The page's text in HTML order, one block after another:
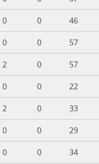
0 0
46
0 0
57
2 0
57
0 0
22
2 0
33
0 0
29
0 0
34